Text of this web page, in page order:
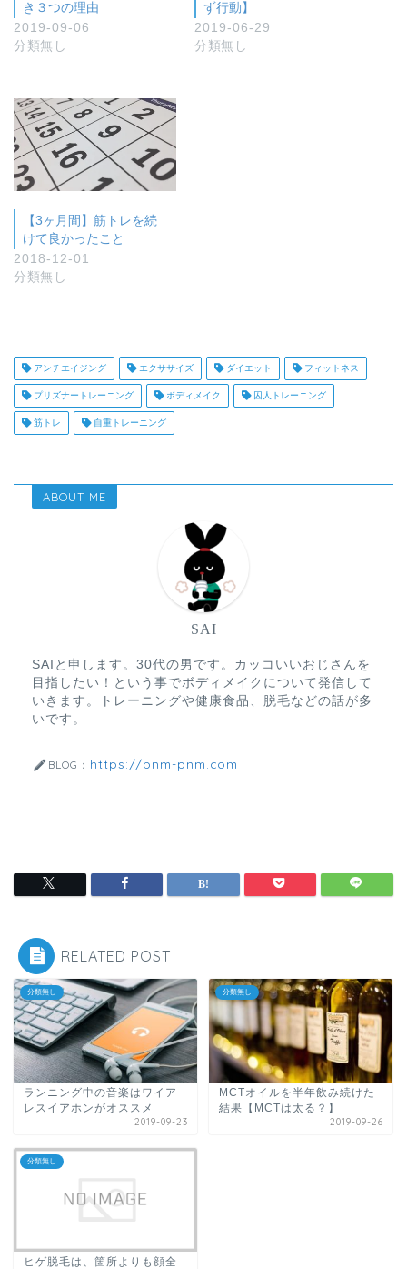
き３つの理由
2019-09-06
分類無し
ず行動】
2019-06-29
分類無し
【3ヶ月間】筋トレを続
けて良かったこと
2018-12-01
分類無し
アンチエイジング エクササイズ ダイエット フィットネス
プリズナートレーニング ボディメイク 囚人トレーニング
筋トレ 自重トレーニング
ABOUT ME
SAI
SAIと申します。30代の男です。カッコいいおじさんを
目指したい！という事でボディメイクについて発信して
いきます。トレーニングや健康食品、脱毛などの話が多
いです。
BLOG： https://pnm-pnm.com
RELATED POST
分類無し
ランニング中の音楽はワイア
レスイアホンがオススメ
2019-09-23
分類無し
MCTオイルを半年飲み続けた
結果【MCTは太る？】
2019-09-26
分類無し
ヒゲ脱毛は、箇所よりも顔全